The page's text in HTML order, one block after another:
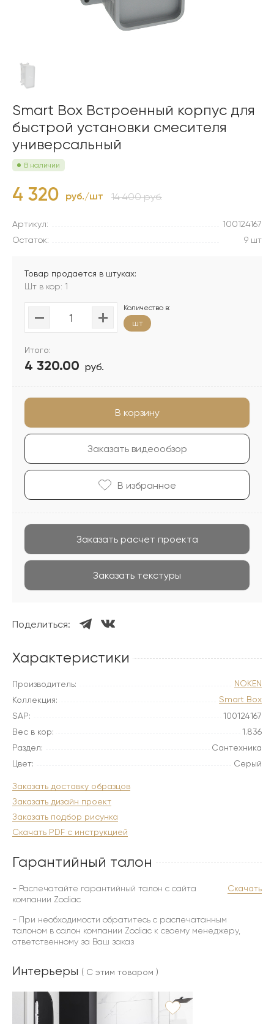
Smart Box Встроенный корпус для
быстрой установки смесителя
универсальный
В наличии
4 320 руб./шт 14 400 руб.
Артикул:
100124167
Остаток:
9 шт
Товар продается в штуках:
Шт в кор: 1
Количество в:
шт
Итого:
4 320.00 руб.
В корзину
Заказать видеообзор
В избранноe
Заказать расчет проекта
Заказать текстуры
Поделиться:
Характеристики
Производитель:
NOKEN
Коллекция:
Smart Box
SAP:
100124167
Вес в кор:
1.836
Раздел:
Сантехника
Цвет:
Серый
Заказать доставку образцов
Заказать дизайн проект
Заказать подбор рисунка
Скачать PDF с инструкцией
Гарантийный талон
- Распечатайте гарантийный талон с сайта
компании Zodiac
Скачать
- При необходимости обратитесь с распечатанным
талоном в салон компании Zodiac к своему менеджеру,
ответственному за Ваш заказ
Интерьеры ( С этим товаром )